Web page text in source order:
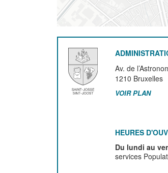
Av. de
1210 Bruxelles
VOIR PLAN
HEURES
Du lundi au
services